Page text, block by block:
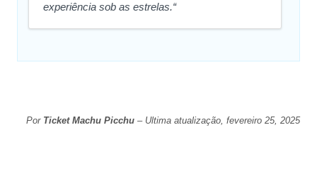
experiência sob as estrelas.“
Por Ticket Machu Picchu– Ultima atualização, fevereiro 25, 2025